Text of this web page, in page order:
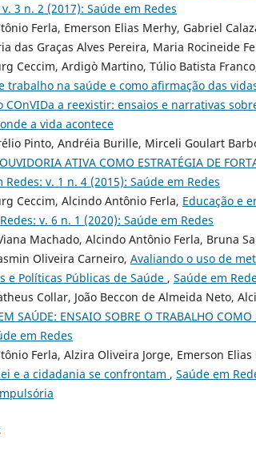
3 n. 2 (2017): Saúde em Redes
Ferla, Emerson Elias Merhy, Gabriel
das Graças Alves Pereira, Maria Rocineide
Ceccim, Ardigò Martino, Túlio Batista
trabalho na saúde e como afirmação das
a reexistir: ensaios e narrativas
a vida acontece
Pinto, Andréia Burille, Mirceli Goulart
ATIVA COMO ESTRATÉGIA DE
Redes: v. 1 n. 4 (2015): Saúde em Redes
Ceccim, Alcindo Antônio Ferla, Educação e
v. 6 n. 1 (2020): Saúde em Redes
Machado, Alcindo Antônio Ferla, Bruna
Oliveira Carneiro, Avaliando o uso de
e Políticas Públicas de Saúde , Saúde em
Collar, João Beccon de Almeida Neto,
SAÚDE: ENSAIO SOBRE O TRABALHO
em Redes
Ferla, Alzira Oliveira Jorge, Emerson Elias
e a cidadania se confrontam , Saúde em